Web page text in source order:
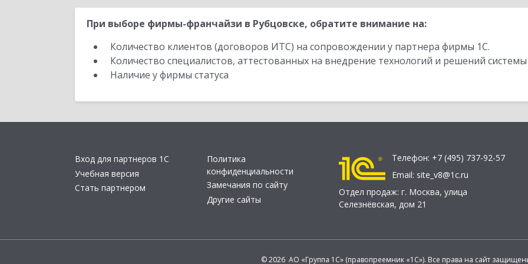
При выборе фирмы-франчайзи в Рубцовске, обратите внимание на:
Количество клиентов (договоров ИТС) на сопровождении у партнера фирмы 1С.
Количество специалистов, аттестованных на внедрение технологий и решений
Наличие у фирмы статуса
Вход для партнеров 1С
Учебная версия
Стать партнером
Политика
конфиденциальности
Замечания по сайту
Другие сайты
Телефон: +7 (495) 737-92-57
Email: site_v8@1c.ru
Отдел продаж: г. Москва, улица
Селезнёвская, дом 21
© 2026 АО «Группа 1С» (правопреемник «1С»). Все права на сайт